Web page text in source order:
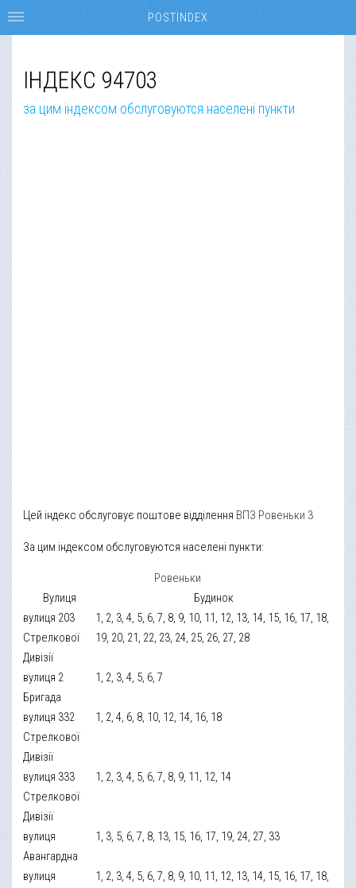
ІНДЕКС 94703
за цим індексом обслуговуются населені пункти
Цей індекс обслуговує поштове відділення ВПЗ Ровеньки 3
За цим індексом обслуговуются населені пункти:
Ровеньки
Вулиця
Будинок
вулиця 203
Стрелкової
Дивізії
1, 2, 3, 4, 5, 6, 7, 8, 9, 10, 11, 12, 13, 14, 15, 16, 17, 18,
19, 20, 21, 22, 23, 24, 25, 26, 27, 28
вулиця 2
Бригада
1, 2, 3, 4, 5, 6, 7
вулиця 332
Стрелкової
Дивізії
1, 2, 4, 6, 8, 10, 12, 14, 16, 18
вулиця 333
Стрелкової
Дивізії
1, 2, 3, 4, 5, 6, 7, 8, 9, 11, 12, 14
вулиця
Авангардна
1, 3, 5, 6, 7, 8, 13, 15, 16, 17, 19, 24, 27, 33
вулиця
1, 2, 3, 4, 5, 6, 7, 8, 9, 10, 11, 12, 13, 14, 15, 16, 17, 18,
POSTINDEX